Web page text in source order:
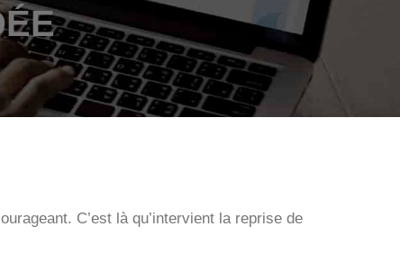
C’est là qu’intervient la reprise de